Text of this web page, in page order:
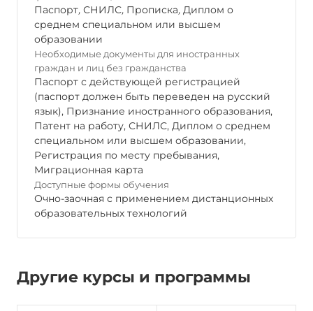
Паспорт, СНИЛС, Прописка, Диплом о
среднем специальном или высшем
образовании
Необходимые документы для иностранных
граждан и лиц без гражданства
Паспорт с действующей регистрацией
(паспорт должен быть переведен на русский
язык), Признание иностранного образования,
Патент на работу, СНИЛС, Диплом о среднем
специальном или высшем образовании,
Регистрация по месту пребывания,
Миграционная карта
Доступные формы обучения
Очно-заочная с применением дистанционных
образовательных технологий
Другие курсы и программы